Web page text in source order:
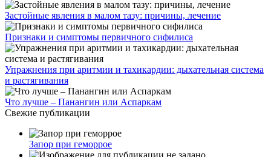
Застойные явления в малом тазу: причины, лечение
Признаки и симптомы первичного сифилиса
Упражнения при аритмии и тахикардии: дыхательная система
и растягивания
Что лучше – Панангин или Аспаркам
Свежие публикации
Запор при геморрое